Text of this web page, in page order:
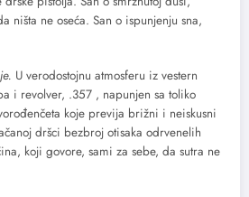
ništa ne oseća. San o ispunjenju sna,
U verodostojnu atmosferu iz vestern
i revolver, .357 , napunjen sa toliko
koje previja brižni i neiskusni
dršci bezbroj otisaka odrvenelih
koji govore, sami za sebe, da sutra ne